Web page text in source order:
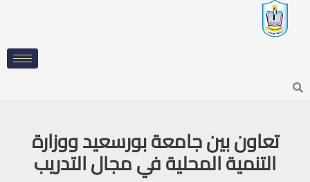
Search
تعاون بين جامعة بورسعيد ووزارة
التنمية المحلية في مجال التدريب